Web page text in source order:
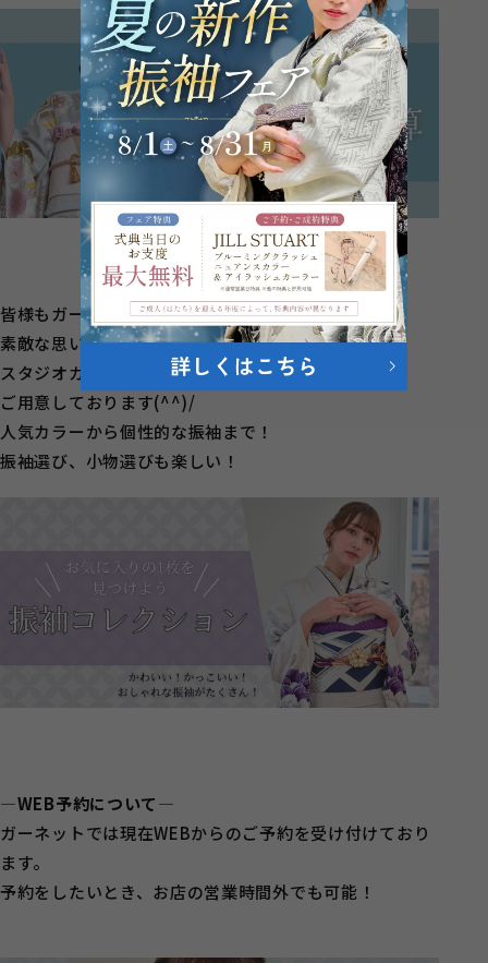
皆様もガーネット草薙店の前撮りで、
素敵な思い出を残しましょう(*^^*)
スタジオガーネットでは種類豊富なレンタル振袖を
ご用意しております(^^)/
人気カラーから個性的な振袖まで！
振袖選び、小物選びも楽しい！
―WEB予約について―
ガーネットでは現在WEBからのご予約を受け付けており
ます。
予約をしたいとき、お店の営業時間外でも可能！